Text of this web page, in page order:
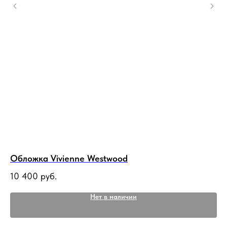
Обложка Vivienne Westwood
10 400 руб.
Нет в наличии